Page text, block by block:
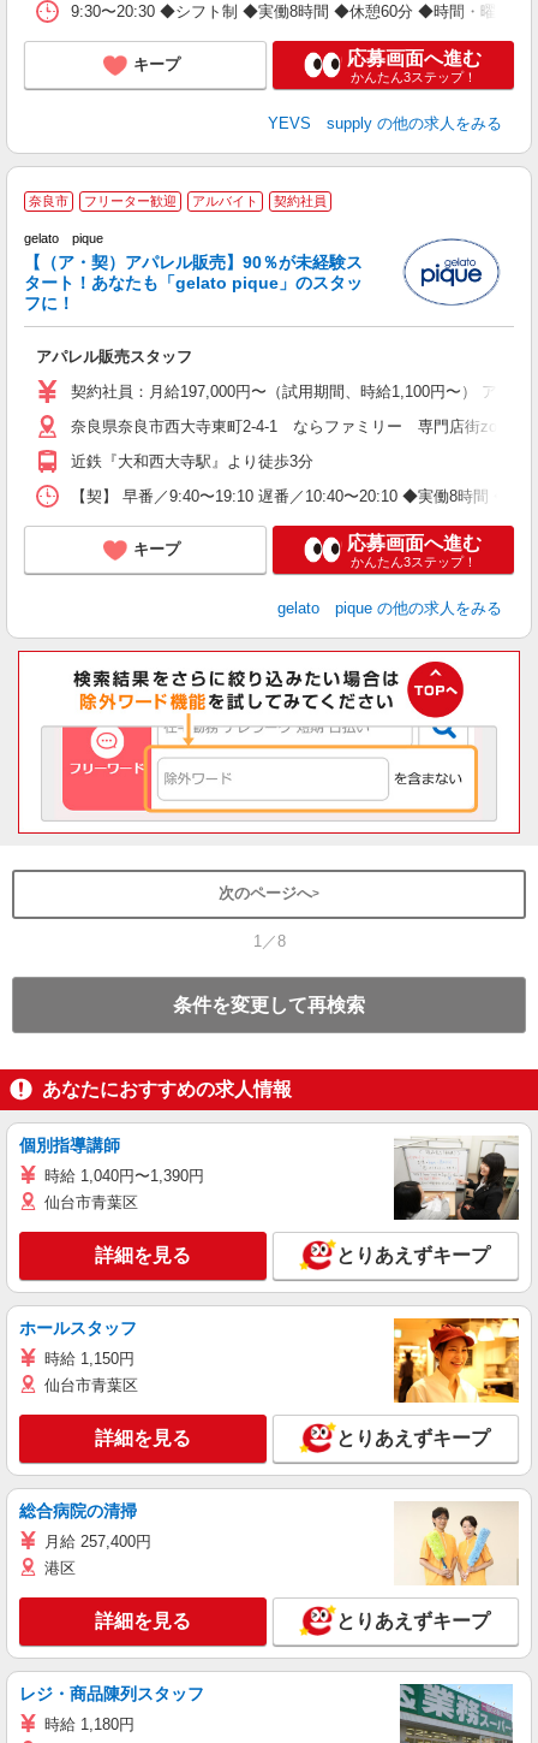
9:30〜20:30 ◆シフト制 ◆実働8時間 ◆休憩60分 ◆時間・曜日応
キープ 応募画面へ進む
かんたん3ステップ！
YEVS supply の他の求人をみる
奈良市 フリーター歓迎 アルバイト 契約社員
gelato pique
【（ア・契）アパレル販売】90％が未経験ス
タート！あなたも「gelato pique」のスタッ
フに！
アパレル販売スタッフ
契約社員：月給197,000円〜（試用期間、時給1,100円〜） アル
奈良県奈良市西大寺東町2-4-1 ならファミリー 専門店街zoro
近鉄『大和西大寺駅』より徒歩3分
【契】 早番／9:40〜19:10 遅番／10:40〜20:10 ◆実働8時間 ◆
キープ 応募画面へ進む
かんたん3ステップ！
gelato pique の他の求人をみる
次のページへ
1／8
条件を変更して再検索
あなたにおすすめの求人情報
個別指導講師
時給 1,040円〜1,390円
仙台市青葉区
詳細を見る とりあえずキープ
ホールスタッフ
時給 1,150円
仙台市青葉区
詳細を見る とりあえずキープ
総合病院の清掃
月給 257,400円
港区
詳細を見る とりあえずキープ
レジ・商品陳列スタッフ
時給 1,180円